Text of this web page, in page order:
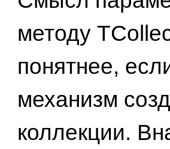
методу
понятнее,
механизм
коллекции.